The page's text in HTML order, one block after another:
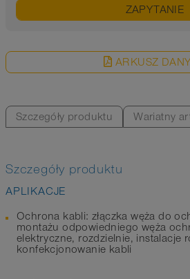
ZAPYTANIE
ARKUSZ
Szczegóły produktu Wariatny
Szczegóły produktu
APLIKACJE
Ochrona kabli: złączka węża do
montażu odpowiedniego węża
elektryczne, rozdzielnie, instalacje
konfekcjonowanie kabli